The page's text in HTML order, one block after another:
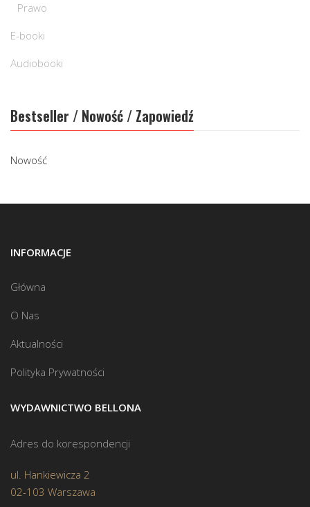
Prawo
E-booki
Audiobooki
Bestseller / Nowość / Zapowiedź
Nowość
INFORMACJE
Główna
O Nas
Aktualności
Polityka Prywatności
WYDAWNICTWO BELLONA
Adres do korespondencji
ul. Hankiewicza 2
02-103 Warszawa